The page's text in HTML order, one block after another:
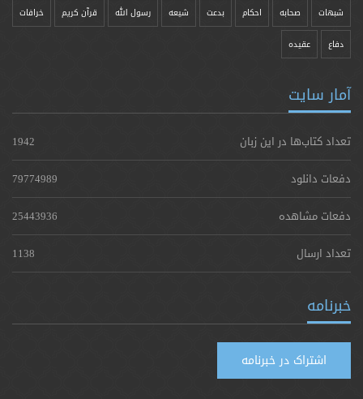
شبهات صحابه احکام بدعت شیعه رسول الله قرآن کریم خرافات
دفاع عقیده
آمار سایت
تعداد کتاب‌ها در این زبان
1942
دفعات دانلود
79774989
دفعات مشاهده
25443936
تعداد ارسال
1138
خبرنامه
اشتراک در خبرنامه